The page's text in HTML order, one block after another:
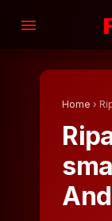
menu
Home ›